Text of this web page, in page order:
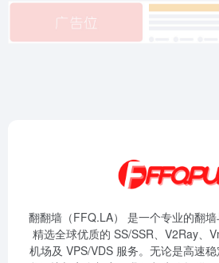
翻翻墙（FFQ.LA） 是一个专业的翻墙
精选全球优质的 SS/SSR、V2Ray、
机场及 VPS/VDS 服务。无论是高速